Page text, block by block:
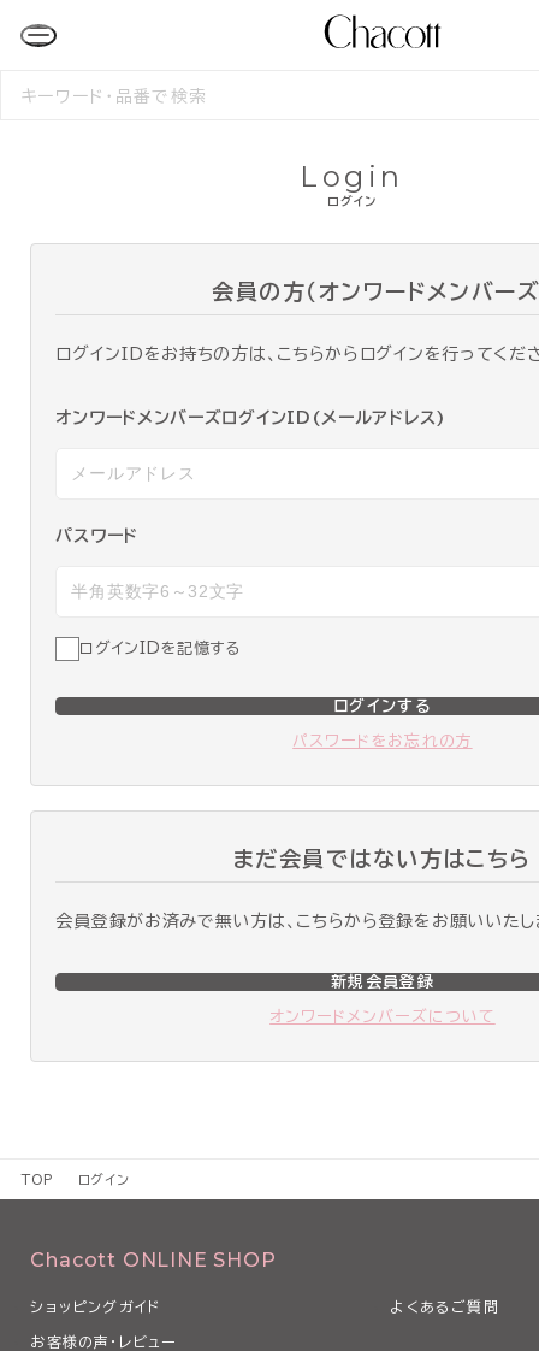
検
ログイン
Login
会員の方（オンワードメンバーズ
ログインIDをお持ちの方は、こちらからログインを行ってくだ
オンワードメンバーズログインID(メールアドレス)
パスワード
ログインIDを記憶する
ログインする
パスワードをお忘れの方
まだ会員ではない方はこちら
会員登録がお済みで無い方は、こちらから登録をお願いいたし
新規会員登録
オンワードメンバーズについて
TOP ログイン
Chacott ONLINE SHOP
ショッピングガイド よくあるご質問
お客様の声・レビュー